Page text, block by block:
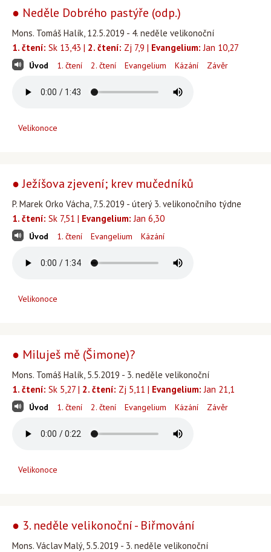
● Neděle Dobrého pastýře (odp.)
Mons. Tomáš Halík, 12.5.2019 - 4. neděle velikonoční
1. čtení: Sk 13,43 | 2. čtení: Zj 7,9 | Evangelium: Jan 10,27
Úvod 1. čtení 2. čtení Evangelium Kázání Závěr
Velikonoce
● Ježíšova zjevení; krev mučedníků
P. Marek Orko Vácha, 7.5.2019 - úterý 3. velikonočního týdne
1. čtení: Sk 7,51 | Evangelium: Jan 6,30
Úvod 1. čtení Evangelium Kázání
Velikonoce
● Miluješ mě (Šimone)?
Mons. Tomáš Halík, 5.5.2019 - 3. neděle velikonoční
1. čtení: Sk 5,27 | 2. čtení: Zj 5,11 | Evangelium: Jan 21,1
Úvod 1. čtení 2. čtení Evangelium Kázání Závěr
Velikonoce
● 3. neděle velikonoční - Biřmování
Mons. Václav Malý, 5.5.2019 - 3. neděle velikonoční